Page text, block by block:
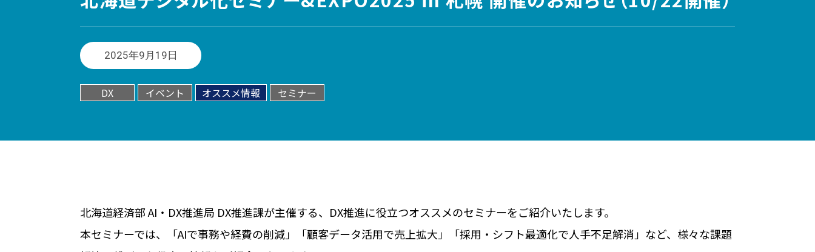
2025年9月19日
DX イベント オススメ情報 セミナー
北海道経済部 AI・DX推進局 DX推進課が主催する、DX推進に役立つオススメのセミナーをご紹介いたします。
本セミナーでは、「AIで事務や経費の削減」「顧客データ活用で売上拡大」「採用・シフト最適化で人手不足解消」など、様々な課題